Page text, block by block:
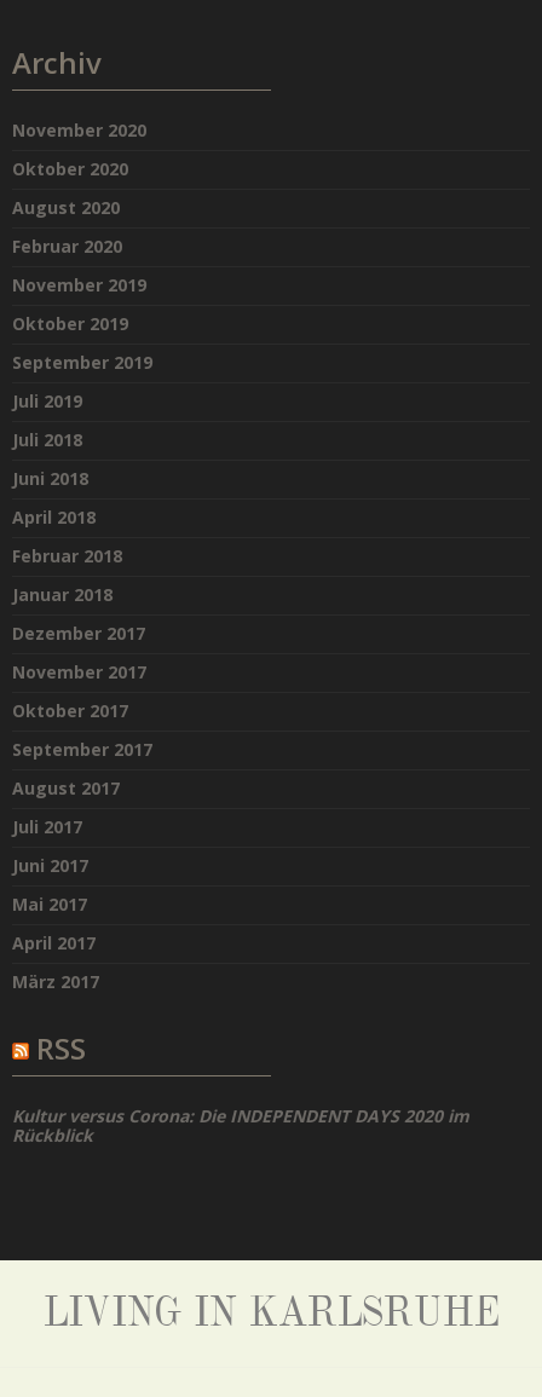
Archiv
November 2020
Oktober 2020
August 2020
Februar 2020
November 2019
Oktober 2019
September 2019
Juli 2019
Juli 2018
Juni 2018
April 2018
Februar 2018
Januar 2018
Dezember 2017
November 2017
Oktober 2017
September 2017
August 2017
Juli 2017
Juni 2017
Mai 2017
April 2017
März 2017
RSS
Kultur versus Corona: Die INDEPENDENT DAYS 2020 im
Rückblick
LIVING IN KARLSRUHE